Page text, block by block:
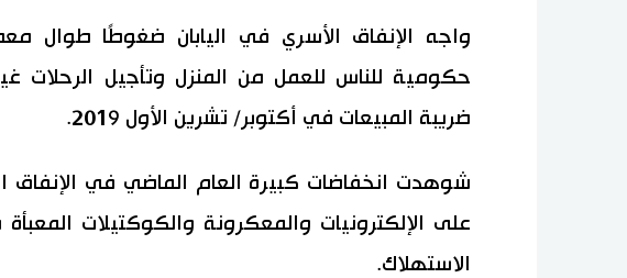
واجه الإنفاق الأسري في اليابان ضغوطًا طوال
حكومية للناس للعمل من المنزل وتأجيل الرحلات غير
ضريبة المبيعات في أكتوبر/ تشرين الأول 2019.
شوهدت انخفاضات كبيرة العام الماضي في الإنفاق
على الإلكترونيات والمعكرونة والكوكتيلات
الاستهلاك.